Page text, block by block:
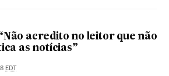
acredito no leitor que não
as notícias”
EDT